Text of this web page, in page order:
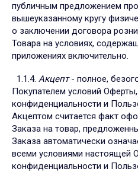
публичным предложением
вышеуказанному кругу
о заключении договора
Товара на условиях,
приложениях включительно.
1.1.4. Акцепт - полное,
Покупателем условий
конфиденциальности и
Акцептом считается факт
Заказа на товар,
Заказа автоматически
всеми условиями настоящей
конфиденциальности и